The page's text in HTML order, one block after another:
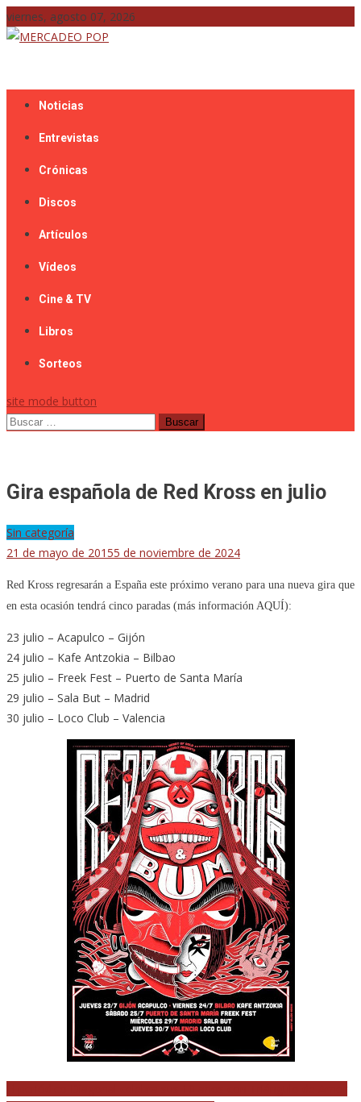
Skip
to
viernes, agosto 07, 2026
Noticias
Entrevistas
Crónicas
Discos
Artículos
Vídeos
Cine & TV
Libros
Sorteos
site mode button
Buscar:
Gira española de Red Kross en julio
Sin categoría
21 de mayo de 20155 de noviembre de 2024
Red Kross regresarán a España este próximo verano para una nueva gira que
en esta ocasión tendrá cinco paradas (más información AQUÍ):
23 julio – Acapulco – Gijón
24 julio – Kafe Antzokia – Bilbao
25 julio – Freek Fest – Puerto de Santa María
29 julio – Sala But – Madrid
30 julio – Loco Club – Valencia